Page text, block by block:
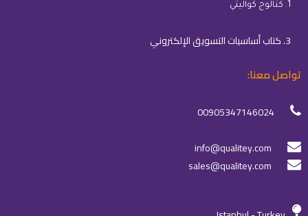
1. كتالوج كواليتي
3. كتاب أساسيات التسويق الإلكتروني
تواصل معنا:
00905347146024
info@qualitey.com
sales@qualitey.com